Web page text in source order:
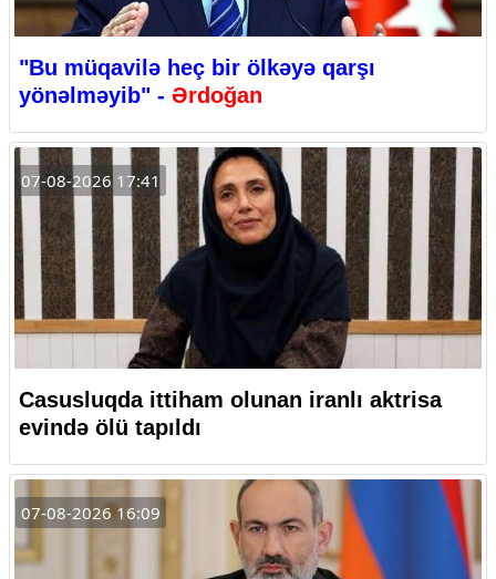
"Bu müqavilə heç bir ölkəyə qarşı
yönəlməyib" - Ərdoğan
07-08-2026 17:41
Casusluqda ittiham olunan iranlı aktrisa
evində ölü tapıldı
07-08-2026 16:09